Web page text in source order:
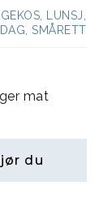
LUNSJ
SMÅRETT
mat
du